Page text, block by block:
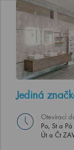
Jediná
Otevírací
Po, St a
Út a Čt